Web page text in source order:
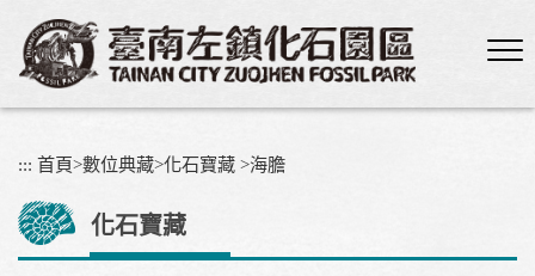
內
::: 首頁>數位典藏>化石寶藏 >海膽
化石寶藏